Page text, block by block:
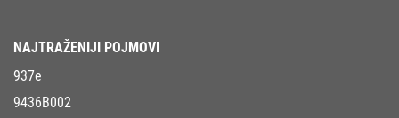
NAJTRAŽENIJI POJMOVI
937e
9436B002